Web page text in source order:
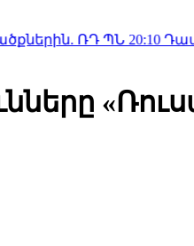
ՊՆ20:10Դատավորը